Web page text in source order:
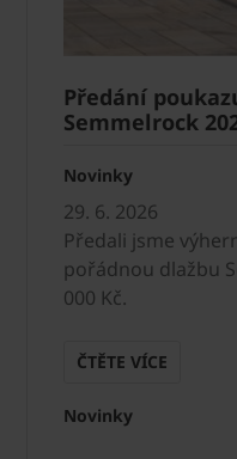
Předání
Semmelrock
Novinky
29. 6. 2026
Předali jsme
pořádnou dlažbu
000 Kč.
ČTĚTE VÍCE
Novinky